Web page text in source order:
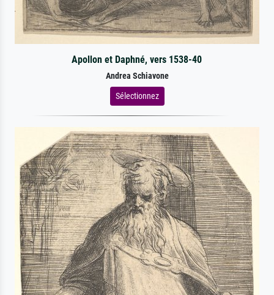
Apollon et Daphné, vers 1538-40
Andrea Schiavone
Sélectionnez